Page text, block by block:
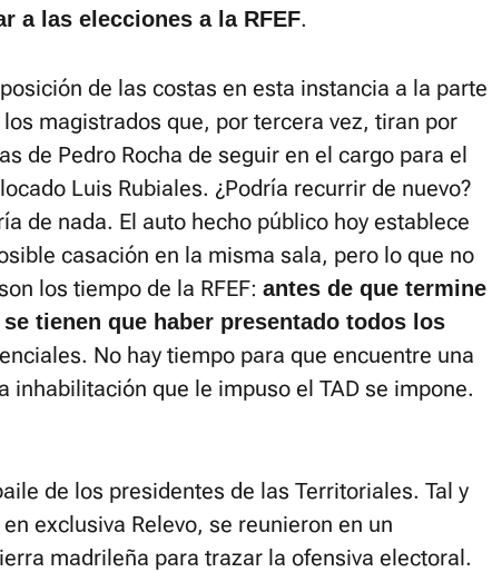
a las elecciones a la RFEF.
de las costas en esta instancia a la parte
magistrados que, por tercera vez, tiran por
de Pedro Rocha de seguir en el cargo para el
Luis Rubiales. ¿Podría recurrir de nuevo?
de nada. El auto hecho público hoy establece
casación en la misma sala, pero lo que no
los tiempo de la RFEF: antes de que termine
tienen que haber presentado todos los
No hay tiempo para que encuentre una
inhabilitación que le impuso el TAD se impone.
de los presidentes de las Territoriales. Tal y
exclusiva Relevo, se reunieron en un
madrileña para trazar la ofensiva electoral.